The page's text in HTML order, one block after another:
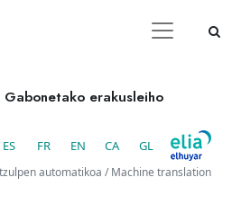
Gabonetako erakusleiho
ES FR EN CA GL
automatikoa / Machine translation